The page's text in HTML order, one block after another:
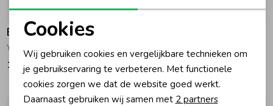
Barts
Yuma Muts Light Brown
19,99
Bozzie Oorwarmers Cream
24,99
Noodzakelijke cookies
Personalisatie cookies
Analytische cookies
Cookies
Wij gebruiken cookies en vergelijkbare technieken om
je gebruikservaring te verbeteren. Met functionele
cookies zorgen we dat de website goed werkt.
Daarnaast gebruiken wij samen met 2 partners